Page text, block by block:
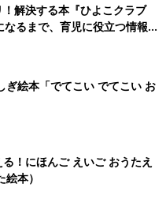
解決する本『ひよこクラブ
るまで、育児に役立つ情報が
ぎ絵本「でてこい でてこい お
！にほんご えいご おうたえ
本）